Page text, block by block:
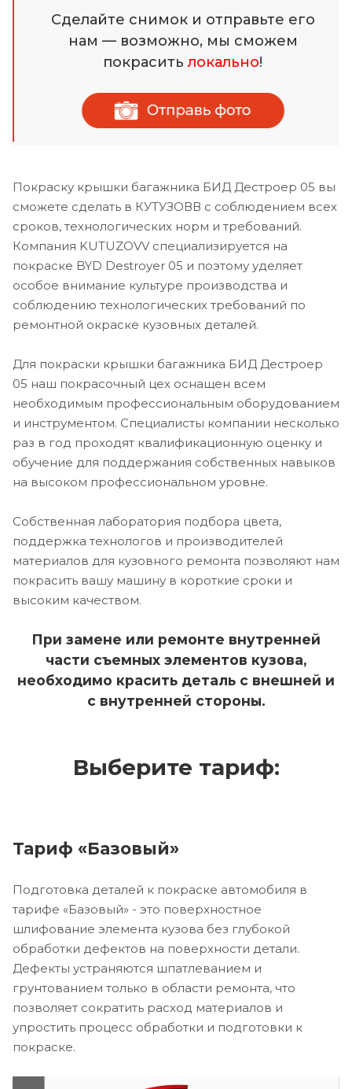
Сделайте снимок и отправьте его
нам — возможно, мы сможем
покраситьлокально!
Покраску крышки багажника БИД Дестроер 05 вы
сможете сделать в КУТУЗОВВ с соблюдением всех
сроков, технологических норм и требований.
Компания KUTUZOVV специализируется на
покраске BYD Destroyer 05 и поэтому уделяет
особое внимание культуре производства и
соблюдению технологических требований по
ремонтной окраске кузовных деталей.
Для покраски крышки багажника БИД Дестроер
05 наш покрасочный цех оснащен всем
необходимым профессиональным оборудованием
и инструментом. Специалисты компании несколько
раз в год проходят квалификационную оценку и
обучение для поддержания собственных навыков
на высоком профессиональном уровне.
Собственная лаборатория подбора цвета,
поддержка технологов и производителей
материалов для кузовного ремонта позволяют нам
покрасить вашу машину в короткие сроки и
высоким качеством.
При замене или ремонте внутренней
части съемных элементов кузова,
необходимо красить деталь с внешней и
с внутренней стороны.
Выберите тариф:
Тариф «Базовый»
Подготовка деталей к покраске автомобиля в
тарифе «Базовый» - это поверхностное
шлифование элемента кузова без глубокой
обработки дефектов на поверхности детали.
Дефекты устраняются шпатлеванием и
грунтованием только в области ремонта, что
позволяет сократить расход материалов и
упростить процесс обработки и подготовки к
покраске.